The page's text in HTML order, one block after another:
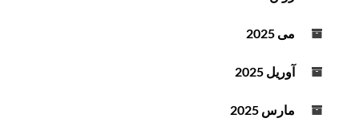
می 2025
آوریل 2025
مارس 2025